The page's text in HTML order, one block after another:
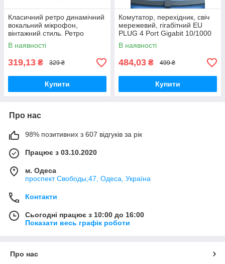
Класичний ретро динамічний
вокальний мікрофон,
вінтажний стиль. Ретро
серебро
В наявності
319,13 ₴ 329 ₴
Купити
Комутатор, перехідник, свіч
мережевий, гігабітний EU
PLUG 4 Port Gigabit 10/1000
Мбіт/с Mini Ethernet Швидкий
мережевий комутатор
В наявності
484,03 ₴ 499 ₴
Купити
Про нас
98% позитивних з 607 відгуків за рік
Працює з 03.10.2020
м. Одеса
проспект Свободы,47, Одеса, Україна
Контакти
Сьогодні працює з 10:00 до 16:00
Показати весь графік роботи
Про нас